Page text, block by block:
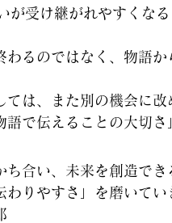
が受け継がれやすくなる
わるのではなく、物語
ては、また別の機会に改
語で伝えることの大切さ
ち合い、未来を創造でき
わりやすさ」を磨いてい